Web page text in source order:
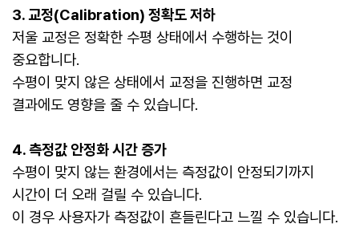
3. 교정(Calibration) 정확도 저하
저울 교정은 정확한 수평 상태에서 수행하는 것이
중요합니다.
수평이 맞지 않은 상태에서 교정을 진행하면 교정
결과에도 영향을 줄 수 있습니다.
4. 측정값 안정화 시간 증가
수평이 맞지 않는 환경에서는 측정값이 안정되기까지
시간이 더 오래 걸릴 수 있습니다.
이 경우 사용자가 측정값이 흔들린다고 느낄 수 있습니다.